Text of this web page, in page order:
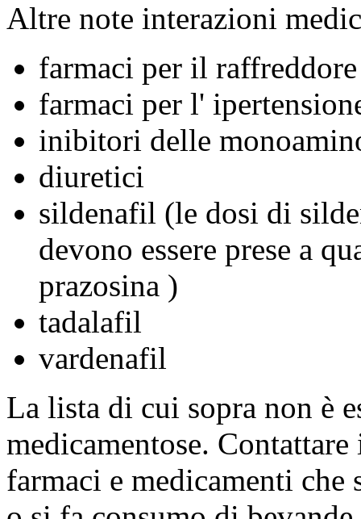
Altre note interazioni
farmaci per il
farmaci per l'
inibitori delle
diuretici
sildenafil (le dosi di
devono essere prese a
prazosina )
tadalafil
vardenafil
La lista di cui sopra non è
medicamentose.
farmaci e medicamenti che